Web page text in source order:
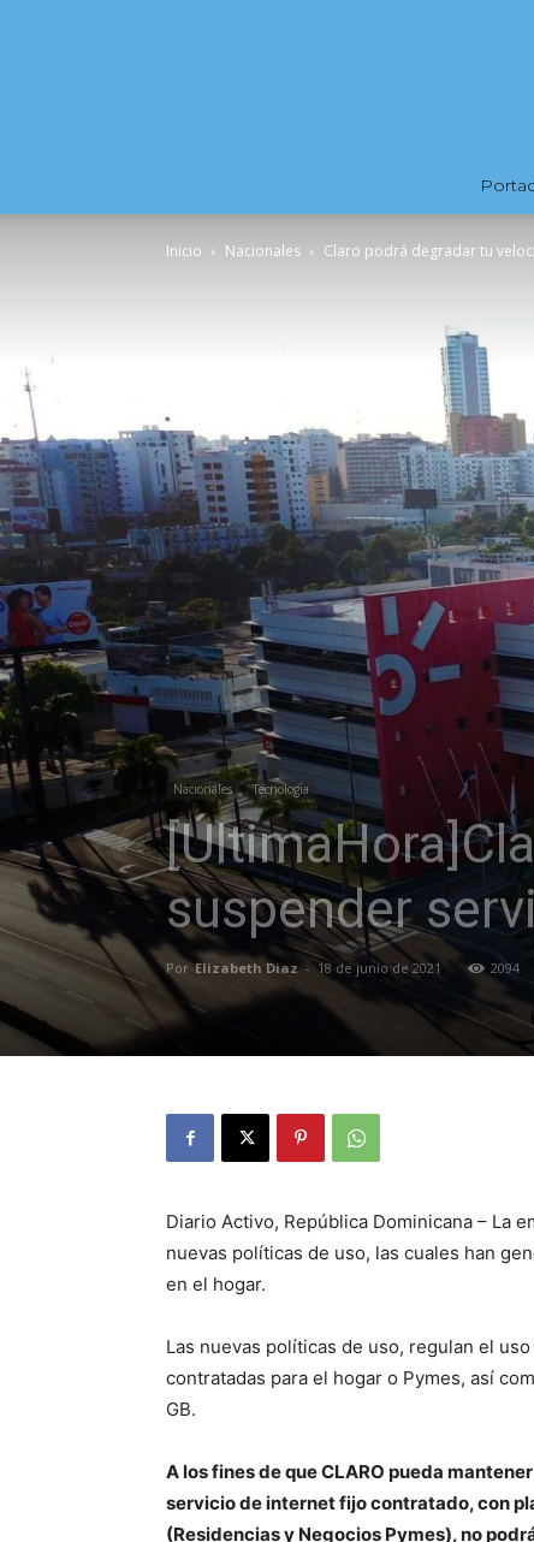
Inicio Nacionales Claro podrá degradar tu
Nacionales Tecnologia
suspender
Por Elizabeth Diaz - 18 de junio de 2021 2094
Diario Activo, República Dominicana – La
nuevas políticas de uso, las cuales han
en el hogar.
Las nuevas políticas de uso, regulan el
contratadas para el hogar o Pymes, así
GB.
A los fines de que CLARO pueda
servicio de internet fijo contratado, con
(Residencias y Negocios Pymes), no